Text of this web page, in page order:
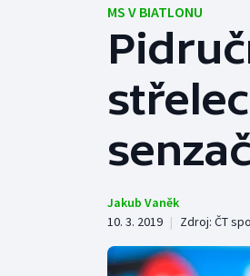
Hokej
Tenis
MS V BIATLONU
Jakub Vaněk
10. 3. 2019 | Zdroj: ČT